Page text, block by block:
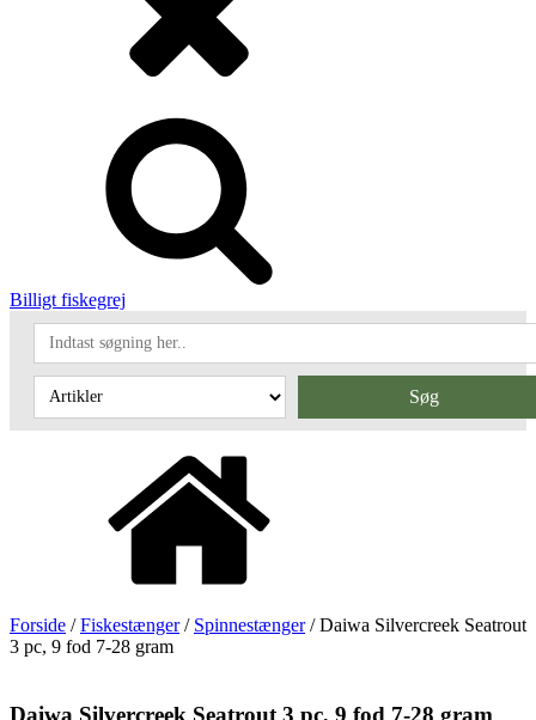
Billigt fiskegrej
Søg
Forside /Fiskestænger/ Spinnestænger/ Daiwa Silvercreek Seatrout
3 pc, 9 fod 7-28 gram
Daiwa Silvercreek Seatrout 3 pc, 9 fod 7-28 gram